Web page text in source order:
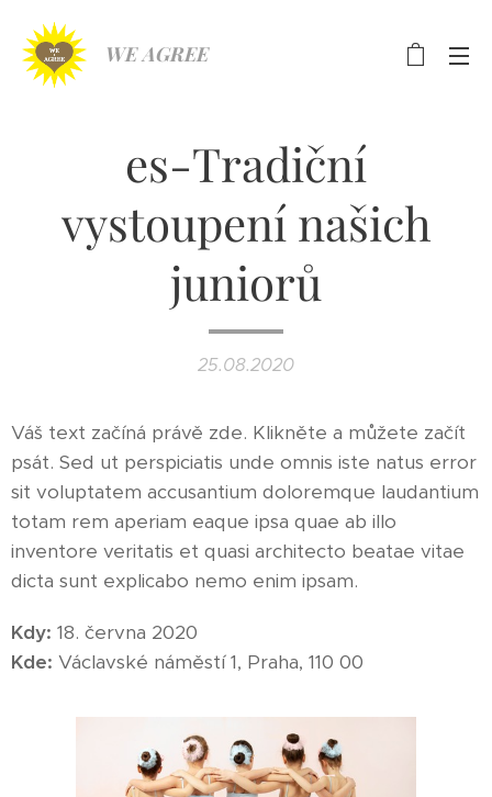
WE AGREE
es-Tradiční
vystoupení našich
juniorů
25.08.2020
Váš text začíná právě zde. Klikněte a můžete začít
psát. Sed ut perspiciatis unde omnis iste natus error
sit voluptatem accusantium doloremque laudantium
totam rem aperiam eaque ipsa quae ab illo
inventore veritatis et quasi architecto beatae vitae
dicta sunt explicabo nemo enim ipsam.
Kdy: 18. června 2020
Kde: Václavské náměstí 1, Praha, 110 00